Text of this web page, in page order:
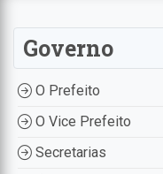
Governo
O Prefeito
O Vice Prefeito
Secretarias